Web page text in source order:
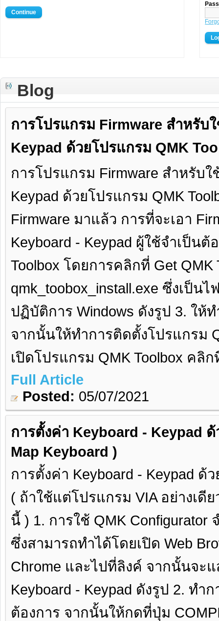
Continue
Blog
การโปรแกรม Firmware สำหรับ
Keypad ด้วยโปรแกรม QMK
การโปรแกรม Firmware สำหรับใ
Keypad ด้วยโปรแกรม QMK
Firmware มาแล้ว การที่จะเอา
Keyboard - Keypad ผู้ใช้จำเป็น
Toolbox โดยการคลิกที่ Get QMK
qmk_toobox_install.exe ซึ่งเป็น
ปฏิบัติการ Windows ดังรูป 3. ให้
จากนั้นให้ทำการติดตั้งโปรแกรม
เปิดโปรแกรม QMK Toolbox คลิ
Full Article
Posted: 05/07/2021
การตั้งค่า Keyboard - Keypad
Map Keyboard )
การตั้งค่า Keyboard - Keypad ด้
( ถ้าใช้แต่โปรแกรม VIA อย่างเดี
นี้ ) 1. การใช้ QMK Configurator
ซึ่งสามารถทำได้โดยเปิด Web
Chrome และไปที่ลิงค์ จากนั้นจะ
Keyboard - Keypad ดังรูป 2. ทำ
ต้องการ จากนั้นให้กดที่ปุ่ม